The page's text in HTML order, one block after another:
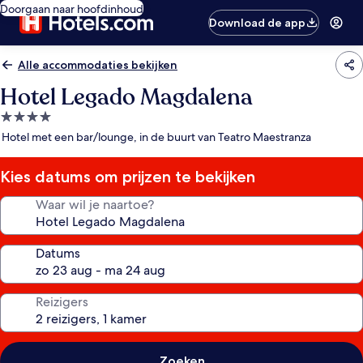
Doorgaan naar hoofdinhoud
Download de app
Alle accommodaties bekijken
Hotel Legado Magdalena
4.0-
sterrenaccommodatie
Hotel met een bar/lounge, in de buurt van Teatro Maestranza
Kies datums om prijzen te bekijken
Waar wil je naartoe?
Datums
Reizigers